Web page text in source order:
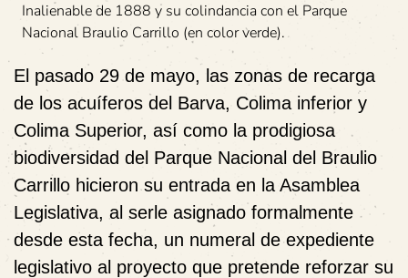
Inalienable de 1888 y su colindancia con el Parque
Nacional Braulio Carrillo (en color verde).
El pasado 29 de mayo, las zonas de recarga
de los acuíferos del Barva, Colima inferior y
Colima Superior, así como la prodigiosa
biodiversidad del Parque Nacional del Braulio
Carrillo hicieron su entrada en la Asamblea
Legislativa, al serle asignado formalmente
desde esta fecha, un numeral de expediente
legislativo al proyecto que pretende reforzar su